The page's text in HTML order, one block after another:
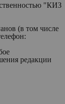
"КИЗ
(в том числе
редакции